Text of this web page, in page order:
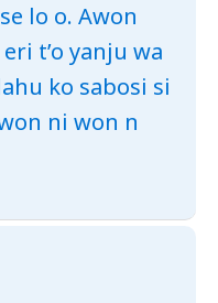
lo o. Awon
t’o yanju wa
ko sabosi si
ni won n